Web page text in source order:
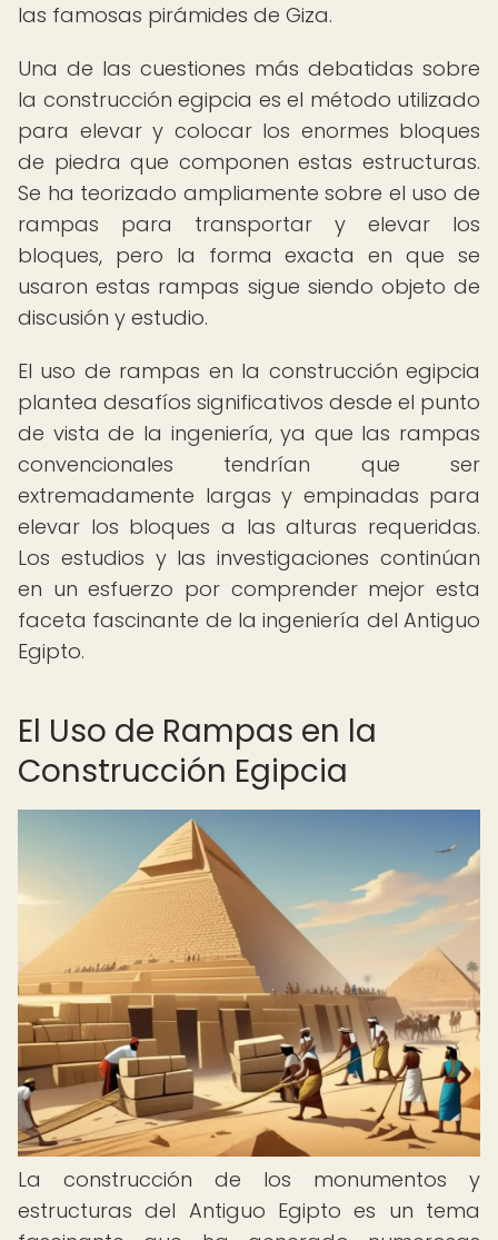
las famosas pirámides de Giza.
Una de las cuestiones más debatidas sobre
la construcción egipcia es el método utilizado
para elevar y colocar los enormes bloques
de piedra que componen estas estructuras.
Se ha teorizado ampliamente sobre el uso de
rampas para transportar y elevar los
bloques, pero la forma exacta en que se
usaron estas rampas sigue siendo objeto de
discusión y estudio.
El uso de rampas en la construcción egipcia
plantea desafíos significativos desde el punto
de vista de la ingeniería, ya que las rampas
convencionales tendrían que ser
extremadamente largas y empinadas para
elevar los bloques a las alturas requeridas.
Los estudios y las investigaciones continúan
en un esfuerzo por comprender mejor esta
faceta fascinante de la ingeniería del Antiguo
Egipto.
El Uso de Rampas en la
Construcción Egipcia
La construcción de los monumentos y
estructuras del Antiguo Egipto es un tema